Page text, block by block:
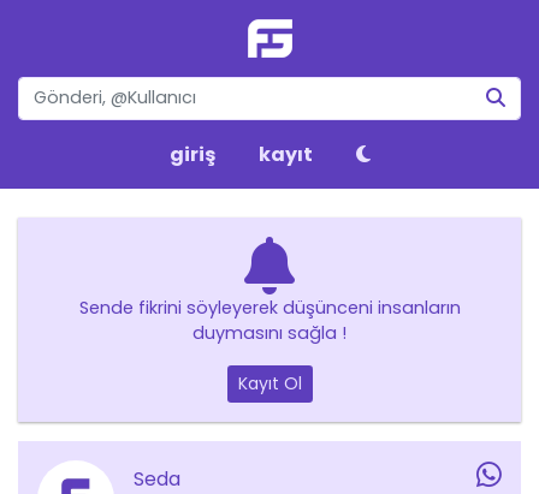
giriş kayıt
Seda
Sende fikrini söyleyerek düşünceni insanların
duymasını sağla !
Kayıt Ol